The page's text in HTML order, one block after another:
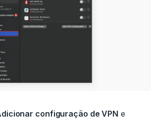
configuração de VPN e